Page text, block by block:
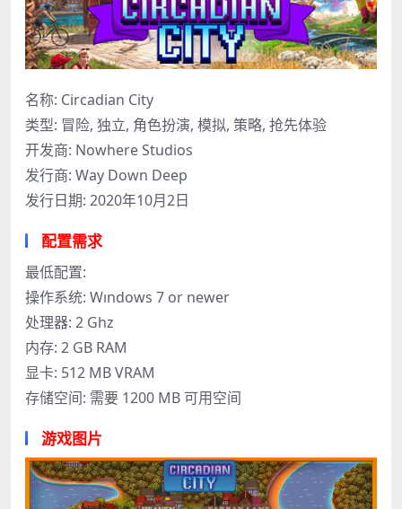
名称: Circadian City
类型: 冒险, 独立, 角色扮演, 模拟, 策略, 抢先体验
开发商: Nowhere Studios
发行商: Way Down Deep
发行日期: 2020年10月2日
配置需求
最低配置:
操作系统: Wındows 7 or newer
处理器: 2 Ghz
内存: 2 GB RAM
显卡: 512 MB VRAM
存储空间: 需要 1200 MB 可用空间
游戏图片